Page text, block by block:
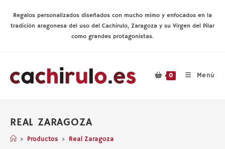
contenido
Regalos personalizados diseñados con mucho mimo y enfocados en la
tradición aragonesa del uso del Cachirulo, Zaragoza y su Virgen del Pilar
como grandes protagonistas.
0 Menú
REAL ZARAGOZA
> Productos > Real Zaragoza